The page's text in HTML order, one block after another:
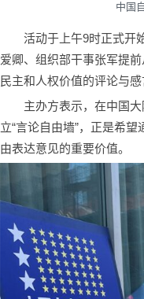
中国
活动于上午9时正式开
爱卿、组织部干事张军提
民主和人权价值的评论与
主办方表示，在中国
立“言论自由墙”，正是希
由表达意见的重要价值。